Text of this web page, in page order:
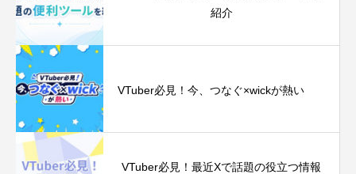
紹介
VTuber必見！今、つなぐ‪×‬wickが熱い
VTuber必見！最近Xで話題の役立つ情報